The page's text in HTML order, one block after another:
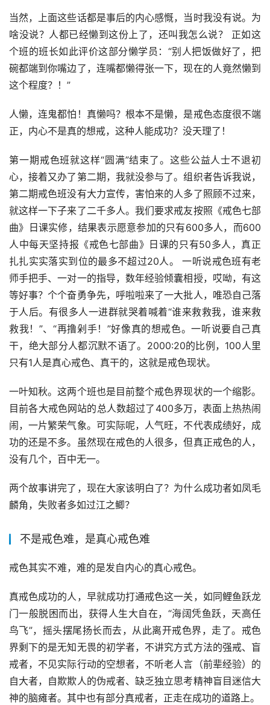
当然，上面这些话都是事后的内心感慨，当时我没有说。为
啥没说？人都已经懒到这份上了，还叫我怎么说？ 正如这
个班的班长如此评价这部分懒学员：“别人把饭做好了，把
碗都端到你嘴边了，连嘴都懒得张一下，现在的人竟然懒到
这个程度？！”
人懒，连鬼都怕！真懒吗？根本不是懒，是戒色态度很不端
正，内心不是真的想戒，这种人能成功？没天理了！
第一期戒色班就这样“圆满”结束了。这些公益人士不退初
心，接着又办了第二期，我就没参与了。组织者告诉我说，
第二期戒色班没有大力宣传，害怕来的人多了照顾不过来，
就这样一下子来了二千多人。我们要求戒友按照《戒色七部
曲》日课实修，结果表示愿意参加的只有600多人，而600
人中每天坚持报《戒色七部曲》日课的只有50多人，真正
扎扎实实落实到位的最多不超过20人。 一听说戒色班有老
师手把手、一对一的指导，数年经验倾囊相授，哎呦，有这
等好事？个个奋勇争先，呼啦啦来了一大批人，唯恐自己落
于人后。有很多人一进群就哭着喊着“谁来救救我，谁来救
救我！”、“再撸剁手！”好像真的想戒色。一听说要自己真
干，绝大部分人都沉默不语了。2000:20的比例，100人里
只有1人是真心戒色、真干的，这就是戒色现状。
一叶知秋。这两个班也是目前整个戒色界现状的一个缩影。
目前各大戒色网站的总人数超过了400多万，表面上热热闹
闹，一片繁荣气象。可实际呢，人气旺，不代表成绩好，成
功的还是不多。虽然现在戒色的人很多，但真正戒色的人，
没有几个，百中无一。
两个故事讲完了，现在大家该明白了？为什么成功者如凤毛
麟角，失败者多如过江之鲫？
不是戒色难，是真心戒色难
戒色其实不难，难的是发自内心的真心戒色。
真戒色成功的人，早就成功打通戒色这一关，如同鲤鱼跃龙
门一般脱困而出，获得人生大自在，“海阔凭鱼跃，天高任
鸟飞”，摇头摆尾扬长而去，从此离开戒色界，走了。戒色
界剩下的是无知无畏的初学者，不讲究方式方法的强戒、盲
戒者，不见实际行动的空想者，不听老人言（前辈经验）的
自大者，自欺欺人的伪戒者、缺乏独立思考精神盲目迷信大
神的脑瘫者。其中也有部分真戒者，正走在成功的道路上。